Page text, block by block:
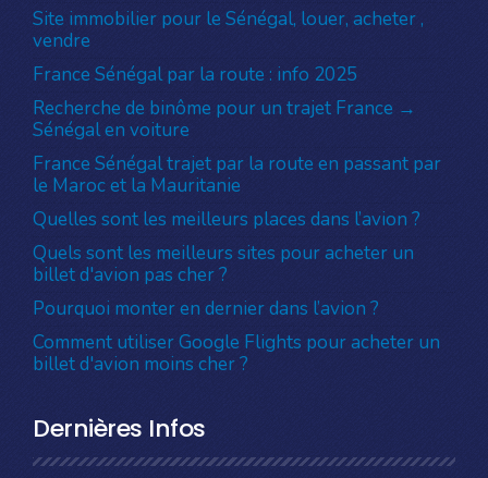
Site immobilier pour le Sénégal, louer, acheter ,
vendre
France Sénégal par la route : info 2025
Recherche de binôme pour un trajet France →
Sénégal en voiture
France Sénégal trajet par la route en passant par
le Maroc et la Mauritanie
Quelles sont les meilleurs places dans l’avion ?
Quels sont les meilleurs sites pour acheter un
billet d'avion pas cher ?
Pourquoi monter en dernier dans l’avion ?
Comment utiliser Google Flights pour acheter un
billet d'avion moins cher ?
Dernières Infos